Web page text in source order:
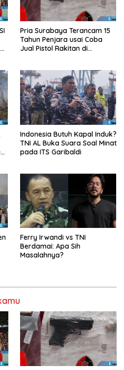
Pria Surabaya Terancam 15
Tahun Penjara usai Coba
Jual Pistol Rakitan di
Indonesia Butuh Kapal Induk?
TNI AL Buka Suara Soal Minat
pada ITS Garibaldi
Ferry Irwandi vs TNI
Berdamai: Apa Sih
Masalahnya?